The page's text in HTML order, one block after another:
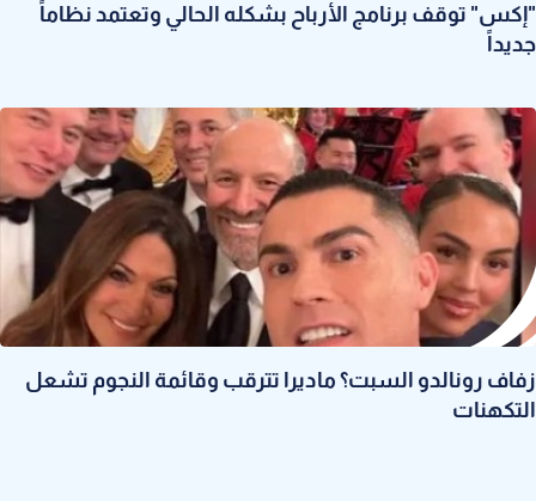
"إكس" توقف برنامج الأرباح بشكله الحالي وتعتمد نظاماً
جديداً
زفاف رونالدو السبت؟ ماديرا تترقب وقائمة النجوم تشعل
التكهنات